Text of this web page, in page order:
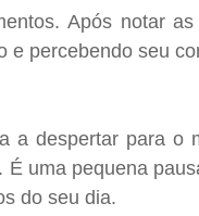
Após notar
e percebendo seu
a despertar para o
É uma pequena
do seu dia.